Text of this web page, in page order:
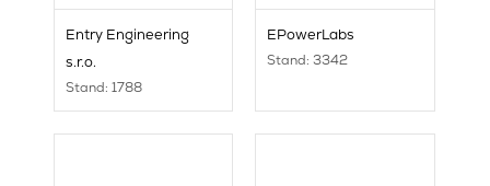
Entry Engineering
s.r.o.
Stand: 1788
EPowerLabs
Stand: 3342